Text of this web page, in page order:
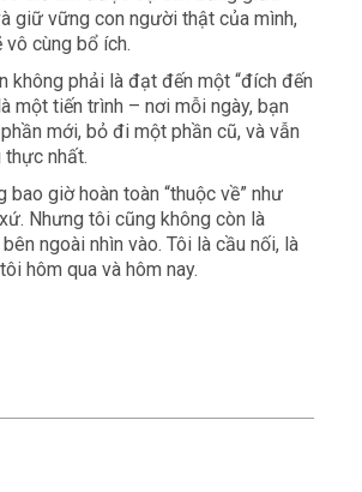
giữ vững con người thật của mình,
vô cùng bổ ích.
không phải là đạt đến một “đích đến
một tiến trình – nơi mỗi ngày, bạn
mới, bỏ đi một phần cũ, và vẫn
nhất.
bao giờ hoàn toàn “thuộc về” như
Nhưng tôi cũng không còn là
ngoài nhìn vào. Tôi là cầu nối, là
hôm qua và hôm nay.